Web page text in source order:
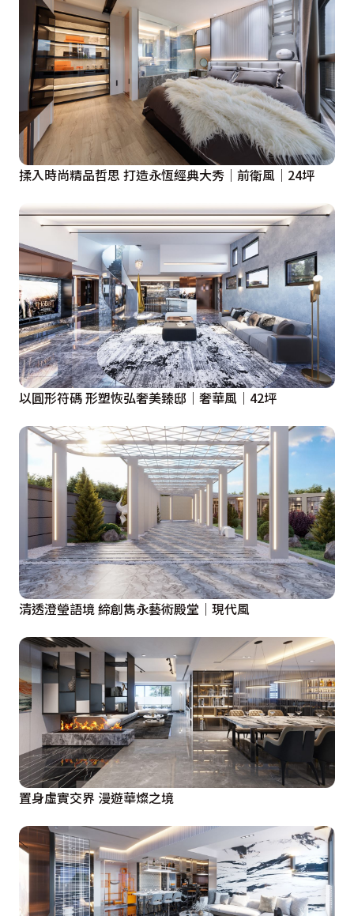
揉入時尚精品哲思 打造永恆經典大秀｜前衛風｜24坪
以圓形符碼 形塑恢弘奢美臻邸｜奢華風｜42坪
清透澄瑩語境 締創雋永藝術殿堂｜現代風
置身虛實交界 漫遊華燦之境